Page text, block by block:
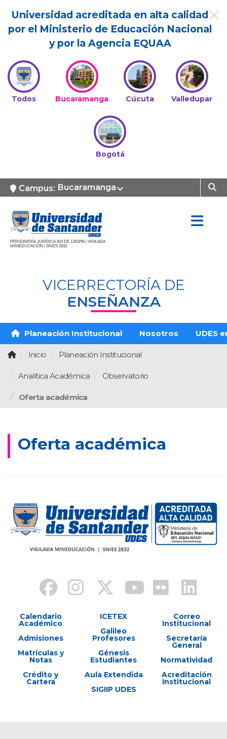
Universidad acreditada en alta calidad
por el Ministerio de Educación Nacional
y por la Agencia EQUAA
Todos Bucaramanga Cúcuta Valledupar
Bogotá
Campus: Bucaramanga
PERSONERÍA JURÍDICA 810 DE 12/03/96 | VIGILADA
MINIEDUCACIÓN | SNIES 2832
VICERRECTORÍA DE
ENSEÑANZA
Planeación Institucional Nosotros UDES
Inicio Planeación Institucional
Analítica Académica Observatorio
Oferta académica
Oferta académica
Calendario
Académico
Admisiones
Matrículas y
Notas
Crédito y
Cartera
ICETEX
Galileo
Profesores
Génesis
Estudiantes
Aula Extendida
SIGIIP UDES
Correo
Institucional
Secretaría
General
Normatividad
Acreditación
Institucional